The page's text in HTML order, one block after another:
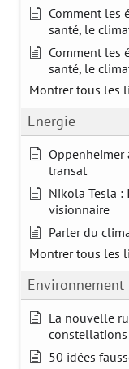
Comment les
santé, le
Comment les
santé, le
Montrer tous les
Energie
transat
Nikola Tesla
visionnaire
Parler du
Montrer tous les
Environnement
La nouvelle
50 idées